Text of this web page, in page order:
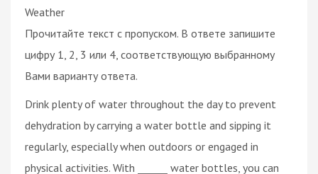
Weather
Прочитайте текст с пропуском. В ответе запишите
цифру 1, 2, 3 или 4, соответствующую выбранному
Вами варианту ответа.
Drink plenty of water throughout the day to prevent
dehydration by carrying a water bottle and sipping it
regularly, especially when outdoors or engaged in
physical activities. With ______ water bottles, you can